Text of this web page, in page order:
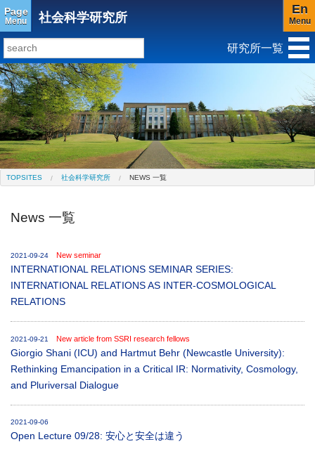
Page
Menu 社会科学研究所
En
Menu
研究所トップ 教育研究所
キリスト教と文化研究所 アジア文化研究所
平和研究所 ジェンダー研究センター
研究所一覧
TOPSITES 社会科学研究所 NEWS 一覧
News 一覧
2021-09-24 New seminar
INTERNATIONAL RELATIONS SEMINAR SERIES:
INTERNATIONAL RELATIONS AS INTER-COSMOLOGICAL
RELATIONS
2021-09-21 New article from SSRI research fellows
Giorgio Shani (ICU) and Hartmut Behr (Newcastle University):
Rethinking Emancipation in a Critical IR: Normativity, Cosmology,
and Pluriversal Dialogue
2021-09-06
Open Lecture 09/28: 安心と安全は違う